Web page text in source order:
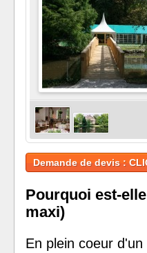
Demande de devis :
Pourquoi est-
maxi)
En plein coeur